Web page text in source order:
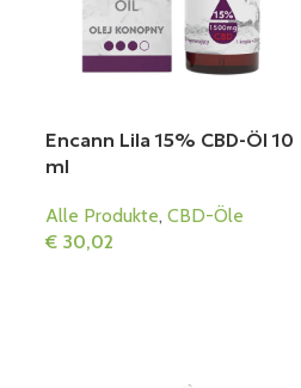
Encann Lila 15% CBD-Öl 10
ml
Alle Produkte, CBD-Öle
€ 30,02